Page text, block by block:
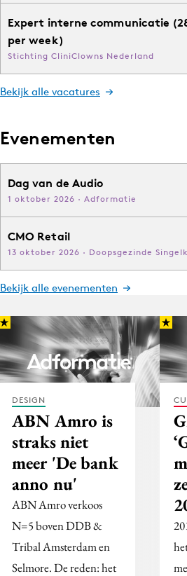
Expert interne communicatie
per week)
Stichting CliniClowns Nederland
Bekijk alle vacatures
Evenementen
Dag van de Audio
1 oktober 2026 · Adformatie
CMO Retail
13 oktober 2026 · Doopsgezinde
Bekijk alle evenementen
DESIGN
ABN Amro is
straks niet
meer 'De bank
anno nu'
ABN Amro verkoos
N=5 boven DDB &
Tribal Amsterdam en
Selmore. De reden: het